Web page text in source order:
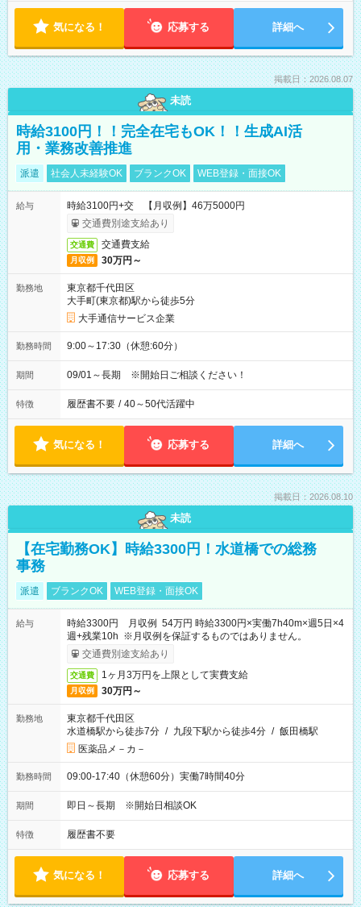
気になる！ 応募する 詳細へ
掲載日：2026.08.07
未読
時給3100円！！完全在宅もOK！！生成AI活
用・業務改善推進
派遣 社会人未経験OK ブランクOK WEB登録・面接OK
給与
時給3100円+交 【月収例】46万5000円
交通費別途支給あり
交通費 交通費支給
月収例 30万円～
勤務地
東京都千代田区
大手町(東京都)駅から徒歩5分
大手通信サービス企業
勤務時間 9:00～17:30（休憩:60分）
期間 09/01～長期 ※開始日ご相談ください！
特徴 履歴書不要 / 40～50代活躍中
気になる！ 応募する 詳細へ
掲載日：2026.08.10
未読
【在宅勤務OK】時給3300円！水道橋での総務
事務
派遣 ブランクOK WEB登録・面接OK
給与
時給3300円 月収例 54万円 時給3300円×実働7h40m×週5日×4
週+残業10h ※月収例を保証するものではありません。
交通費別途支給あり
交通費 1ヶ月3万円を上限として実費支給
月収例 30万円～
勤務地
東京都千代田区
水道橋駅から徒歩7分 / 九段下駅から徒歩4分 / 飯田橋駅
医薬品メ－カ－
勤務時間 09:00-17:40（休憩60分）実働7時間40分
期間 即日～長期 ※開始日相談OK
特徴 履歴書不要
気になる！ 応募する 詳細へ